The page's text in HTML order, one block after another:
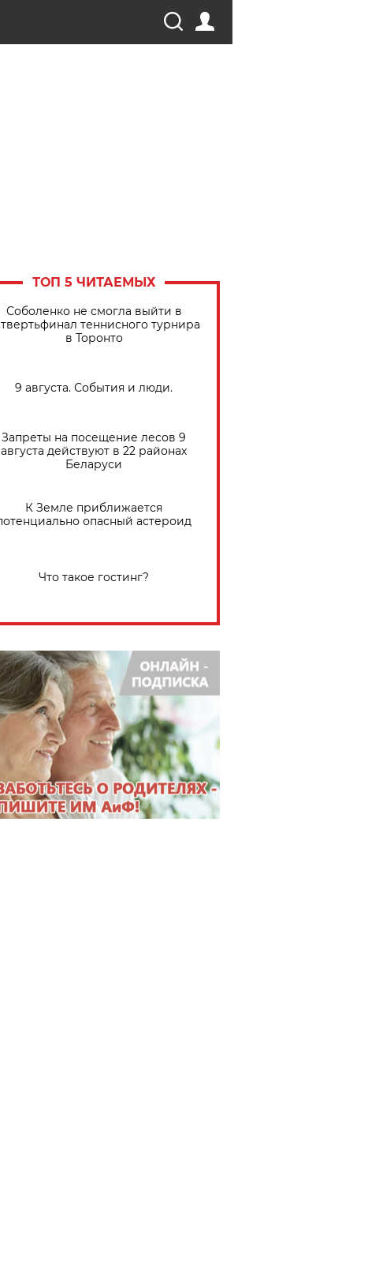
ТОП 5 ЧИТАЕМЫХ
Соболенко не смогла выйти в
теннисного турнира
в Торонто
9 августа. События и люди.
Запреты на посещение лесов 9
августа действуют в 22 районах
Беларуси
К Земле приближается
опасный астероид
Что такое гостинг?